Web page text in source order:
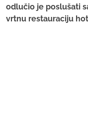
odlučio je poslušati
vrtnu restauraciju